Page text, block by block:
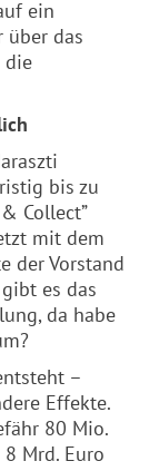
ein
über das
die
bis zu
Collect”
mit dem
der Vorstand
es das
da habe
–
Effekte.
80 Mio.
Mrd. Euro